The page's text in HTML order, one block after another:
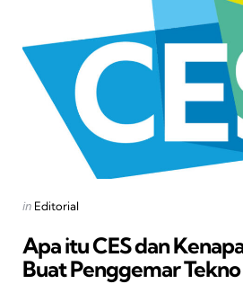
Categories
Posted
in Editorial
Apa itu CES dan
Buat Penggemar Tekno